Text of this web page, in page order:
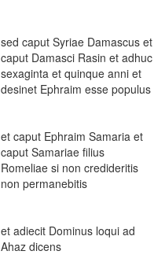
sed caput Syriae Damascus et
caput Damasci Rasin et adhuc
sexaginta et quinque anni et
desinet Ephraim esse populus
et caput Ephraim Samaria et
caput Samariae filius
Romeliae si non credideritis
non permanebitis
et adiecit Dominus loqui ad
Ahaz dicens